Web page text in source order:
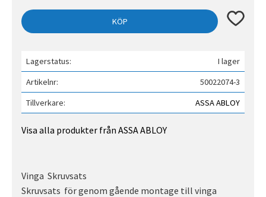
KÖP Lägg till
Lagerstatus
I lager
Artikelnr
50022074-3
Tillverkare
ASSA ABLOY
Visa alla produkter från ASSA ABLOY
Vinga Skruvsats
Skruvsats för genom gående montage till vinga